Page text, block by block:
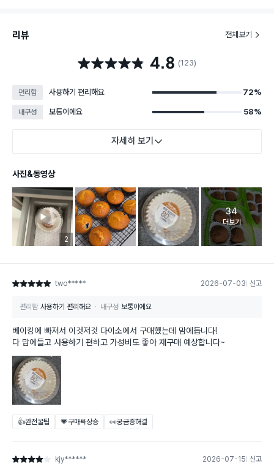
리뷰 전체보기
별점 4.8점 4.8 (123)
편리함 사용하기 편리해요 72%
내구성 보통이에요 58%
자세히 보기
사진&동영상
리뷰 이미지 등록 개수
2
고객 리뷰
34
더보기
별점 5점 two***** 2026-07-03 신고
편리함 사용하기 편리해요 내구성 보통이에요
베이킹에 빠져서 이것저것 다이소에서 구매했는데 맘에듭니다!
다 맘에들고 사용하기 편하고 가성비도 좋아 재구매 예상합니다~
👍완전꿀팁 💗구매욕상승 👀궁금증해결
별점 4점 kjy****** 2026-07-15 신고